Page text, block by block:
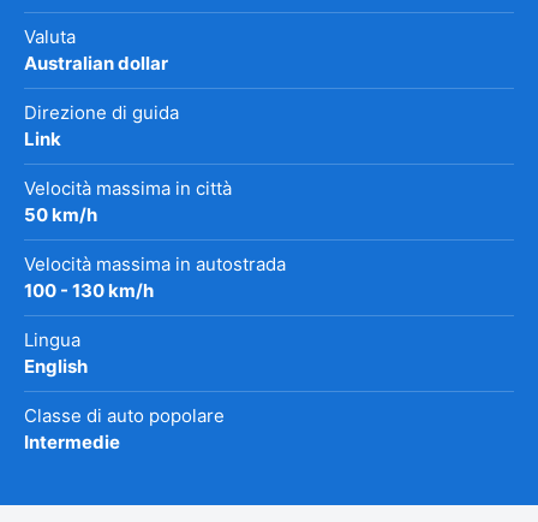
Valuta
Australian dollar
Direzione di guida
Link
Velocità massima in città
50 km/h
Velocità massima in autostrada
100 - 130 km/h
Lingua
English
Classe di auto popolare
Intermedie